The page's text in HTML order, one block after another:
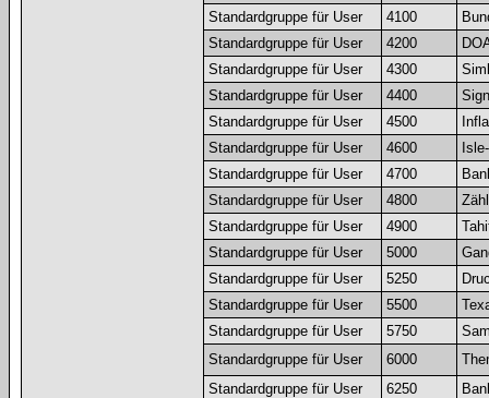
Standardgruppe für User
4100
Standardgruppe für User
4200
Standardgruppe für User
4300
Standardgruppe für User
4400
Standardgruppe für User
4500
Standardgruppe für User
4600
Standardgruppe für User
4700
Standardgruppe für User
4800
Standardgruppe für User
4900
Standardgruppe für User
5000
Standardgruppe für User
5250
Standardgruppe für User
5500
Standardgruppe für User
5750
Standardgruppe für User
6000
Standardgruppe für User
6250